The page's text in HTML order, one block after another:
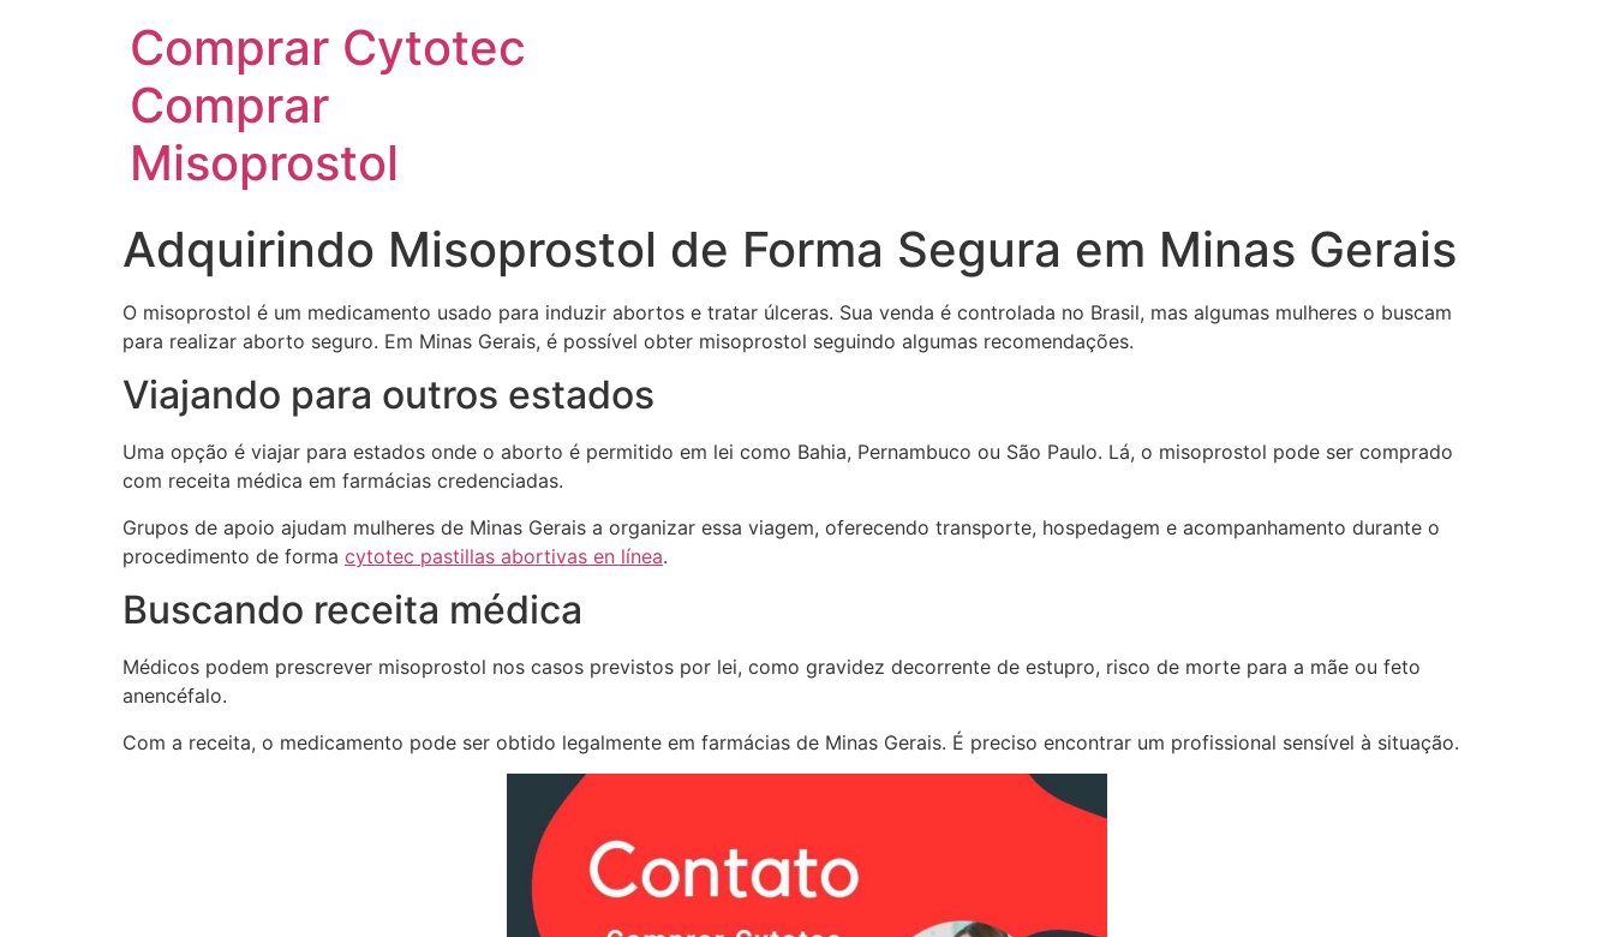
Comprar Cytotec
Comprar
Misoprostol
Adquirindo Misoprostol de Forma Segura em Minas Gerais
O misoprostol é um medicamento usado para induzir abortos e tratar úlceras. Sua venda é controlada no Brasil, mas algumas mulheres o buscam
para realizar aborto seguro. Em Minas Gerais, é possível obter misoprostol seguindo algumas recomendações.
Viajando para outros estados
Uma opção é viajar para estados onde o aborto é permitido em lei como Bahia, Pernambuco ou São Paulo. Lá, o misoprostol pode ser comprado
com receita médica em farmácias credenciadas.
Grupos de apoio ajudam mulheres de Minas Gerais a organizar essa viagem, oferecendo transporte, hospedagem e acompanhamento durante o
procedimento de forma cytotec pastillas abortivas en línea.
Buscando receita médica
Médicos podem prescrever misoprostol nos casos previstos por lei, como gravidez decorrente de estupro, risco de morte para a mãe ou feto
anencéfalo.
Com a receita, o medicamento pode ser obtido legalmente em farmácias de Minas Gerais. É preciso encontrar um profissional sensível à situação.